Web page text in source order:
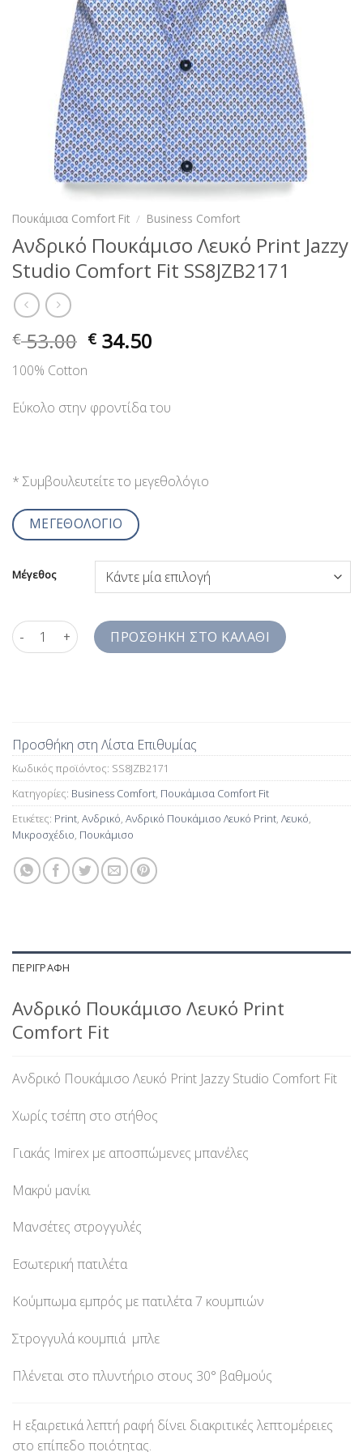
Πουκάμισα Comfort Fit / Business Comfort
Ανδρικό Πουκάμισο Λευκό Print Jazzy
Studio Comfort Fit SS8JZB2171
€53.00 € 34.50
100% Cotton
Εύκολο στην φροντίδα του
* Συμβουλευτείτε το μεγεθολόγιο
ΜΕΓΕΘΟΛΟΓΙΟ
Μέγεθος
Ανδρικό Πουκάμισο Λευκό Print Jazzy Studio Comfort Fit
ΠΡΟΣΘΉΚΗ ΣΤΟ ΚΑΛΆΘΙ
Προσθήκη στη Λίστα Επιθυμίας
Κωδικός προϊόντος: SS8JZB2171
Κατηγορίες: Business Comfort, Πουκάμισα Comfort Fit
Ετικέτες: Print, Ανδρικό, Ανδρικό Πουκάμισο Λευκό Print, Λευκό,
Μικροσχέδιο, Πουκάμισο
ΠΕΡΙΓΡΑΦΉ
Ανδρικό Πουκάμισο Λευκό Print
Comfort Fit
Ανδρικό Πουκάμισο Λευκό Print Jazzy Studio Comfort Fit
Χωρίς τσέπη στο στήθος
Γιακάς Imirex με αποσπώμενες μπανέλες
Μακρύ μανίκι
Μανσέτες στρογγυλές
Εσωτερική πατιλέτα
Κούμπωμα εμπρός με πατιλέτα 7 κουμπιών
Στρογγυλά κουμπιά μπλε
Πλένεται στο πλυντήριο στους 30° βαθμούς
Η εξαιρετικά λεπτή ραφή δίνει διακριτικές λεπτομέρειες
στο επίπεδο ποιότητας.